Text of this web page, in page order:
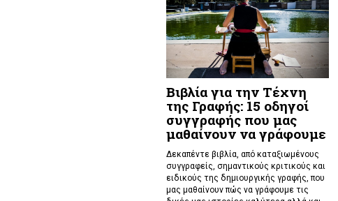
Βιβλία για την Τέχνη
της Γραφής: 15 οδηγοί
συγγραφής που μας
μαθαίνουν να γράφουμε
Δεκαπέντε βιβλία, από καταξιωμένους
συγγραφείς, σημαντικούς κριτικούς και
ειδικούς της δημιουργικής γραφής, που
μας μαθαίνουν πώς να γράφουμε τις